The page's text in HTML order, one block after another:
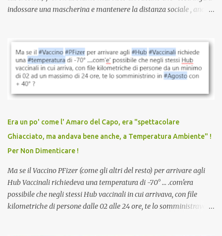
indossare una mascherina e mantenere la distanza sociale , anche
vaccinazione. Non avevamo mai sentito parlare di ricompense,
sconti, incentivi per vaccinarsi. Non avevamo mai visto
discriminazioni per coloro che non l’hanno fatto. Se non sei stato
vaccinato, nessuno aveva prima cercato di farti sentire una
persona cattiva. Non avevamo mai visto un vaccino che minacci le
vaccino usato per minacciare i mezzi di sussistenza, il lavoro o la
scuola. Non avevamo mai visto un vaccino che permettesse a un
dodicenne di ignorare il consenso dei genitori. Dopo tutti i vaccini
che abbiamo elencato sopra...
Era un po' come l' Amaro del Capo, era "spettacolare
Ghiacciato, ma andava bene anche, a Temperatura Ambiente" !
Per Non Dimenticare !
Ma se il Vaccino PFizer (come gli altri del resto) per arrivare agli
Hub Vaccinali richiedeva una temperatura di -70° ... .com'era
possibile che negli stessi Hub vaccinali in cui arrivava, con file
kilometriche di persone dalle 02 alle 24 ore, te lo somministravano